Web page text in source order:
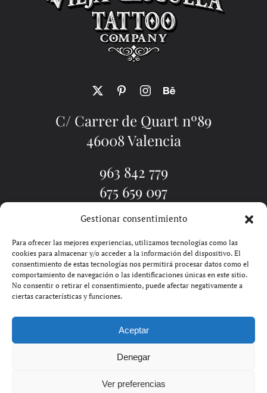
Gestionar consentimiento
Para ofrecer las mejores experiencias, utilizamos tecnologías como las
cookies para almacenar y/o acceder a la información del dispositivo. El
consentimiento de estas tecnologías nos permitirá procesar datos como el
comportamiento de navegación o las identificaciones únicas en este sitio.
No consentir o retirar el consentimiento, puede afectar negativamente a
ciertas características y funciones.
Aceptar
Denegar
Ver preferencias
C/ Carrer de Quart nº89
46008 Valencia
963 842 779
675 659 097
TATUADORES
TATUAJE VALENCIA
SOLDIN | GOOGLE ADS EN